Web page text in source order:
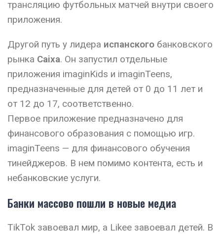
трансляцию футбольных матчей внутри своего
приложения.
Другой путь у лидера испанского банковского
рынка Caixa. Он запустил отдельные
приложения imaginKids и imaginTeens,
предназначенные для детей от 0 до 11 лет и
от 12 до 17, соответственно.
Первое приложение предназначено для
финансового образования с помощью игр.
imaginTeens — для финансового обучения
тинейджеров. В нем помимо контента, есть и
небанковские услуги.
Банки массово пошли в новые медиа
TikTok завоевал мир, а Likee завоевал детей. В